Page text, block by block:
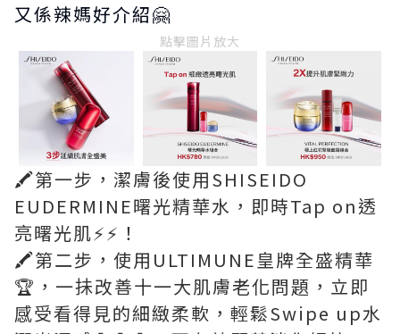
又係辣媽好介紹🤗
點擊圖片放大
🖍️第一步，潔膚後使用SHISEIDO
EUDERMINE曙光精華水，即時Tap on透
亮曙光肌⚡⚡！
🖍️第二步，使用ULTIMUNE皇牌全盛精華
🏆，一抺改善十一大肌膚老化問題，立即
感受看得見的細緻柔軟，輕鬆Swipe up水